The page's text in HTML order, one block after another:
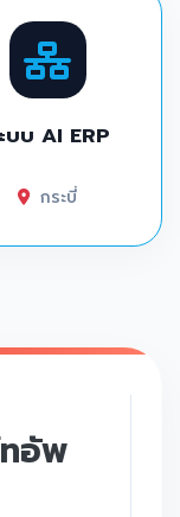
บบ AI ERP
กระบี่
อัพ